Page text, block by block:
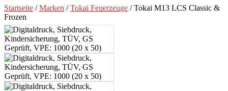
Startseite /Marken /Tokai Feuerzeuge / Tokai M13 LCS Classic &
Frozen